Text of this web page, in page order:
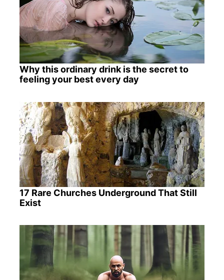
Why this ordinary drink is the secret to
feeling your best every day
17 Rare Churches Underground That Still
Exist